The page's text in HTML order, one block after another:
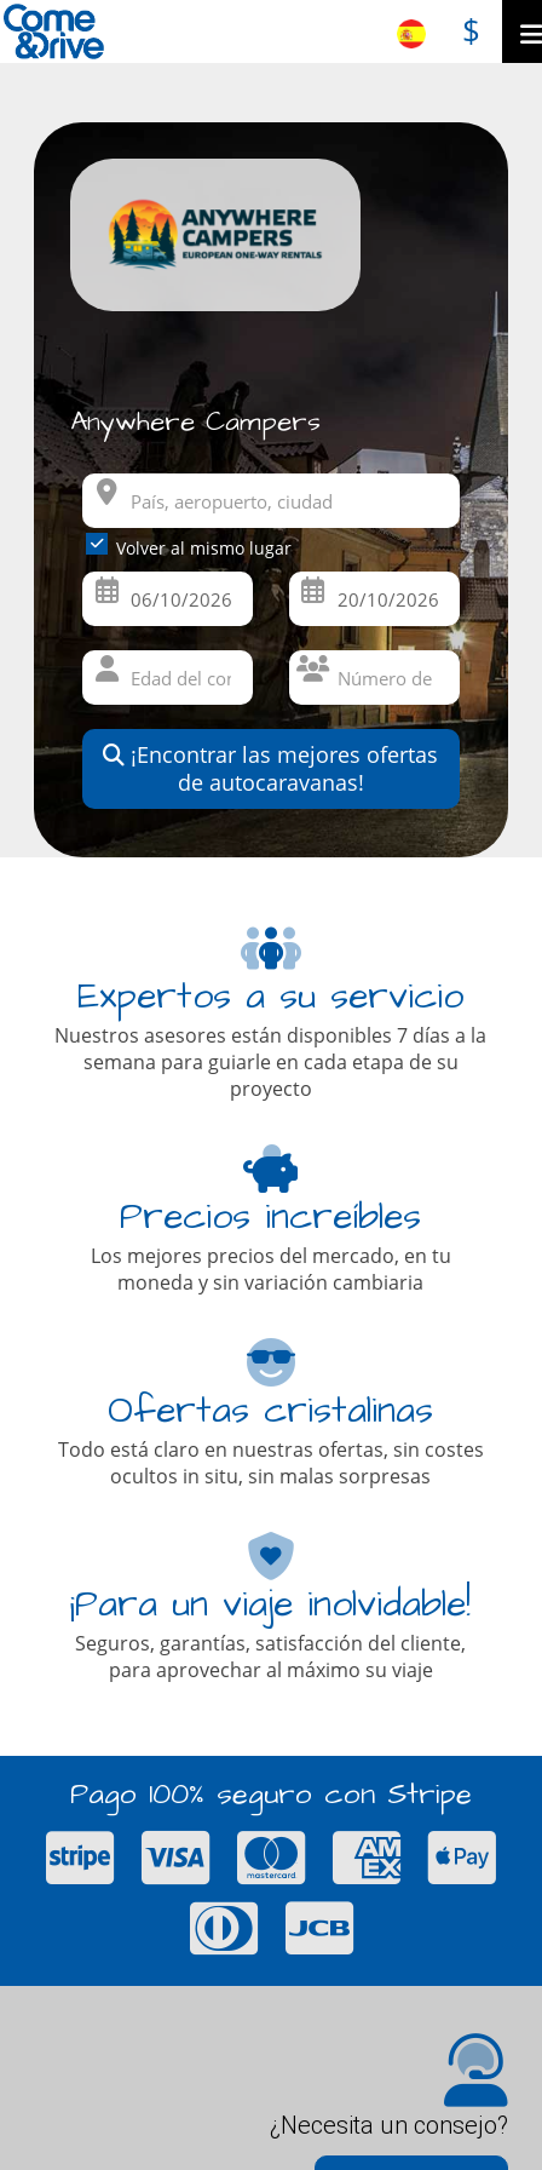
$
Anywhere Campers
Volver al mismo lugar
¡Encontrar las mejores ofertas
de autocaravanas!
Expertos a su servicio
Nuestros asesores están disponibles 7 días a la
semana para guiarle en cada etapa de su
proyecto
Precios increíbles
Los mejores precios del mercado, en tu
moneda y sin variación cambiaria
Ofertas cristalinas
Todo está claro en nuestras ofertas, sin costes
ocultos in situ, sin malas sorpresas
¡Para un viaje inolvidable!
Seguros, garantías, satisfacción del cliente,
para aprovechar al máximo su viaje
Pago 100% seguro con Stripe
¿Necesita un consejo?